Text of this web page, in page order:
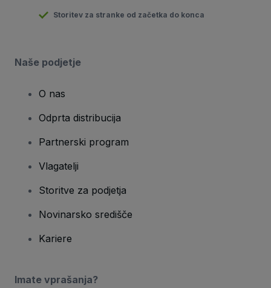
Storitev za stranke od začetka do konca
Naše podjetje
O nas
Odprta distribucija
Partnerski program
Vlagatelji
Storitve za podjetja
Novinarsko središče
Kariere
Imate vprašanja?